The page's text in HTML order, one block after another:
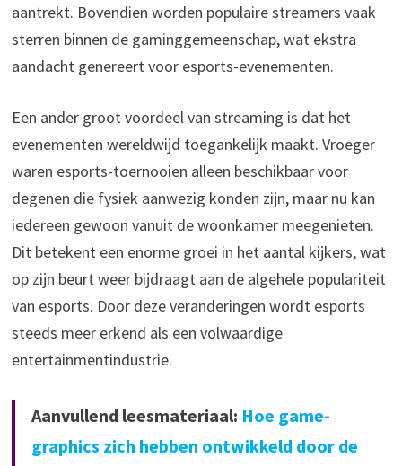
aantrekt. Bovendien worden populaire streamers vaak
sterren binnen de gaminggemeenschap, wat ekstra
aandacht genereert voor esports-evenementen.
Een ander groot voordeel van streaming is dat het
evenementen wereldwijd toegankelijk maakt. Vroeger
waren esports-toernooien alleen beschikbaar voor
degenen die fysiek aanwezig konden zijn, maar nu kan
iedereen gewoon vanuit de woonkamer meegenieten.
Dit betekent een enorme groei in het aantal kijkers, wat
op zijn beurt weer bijdraagt aan de algehele populariteit
van esports. Door deze veranderingen wordt esports
steeds meer erkend als een volwaardige
entertainmentindustrie.
Aanvullend leesmateriaal: Hoe game-
graphics zich hebben ontwikkeld door de